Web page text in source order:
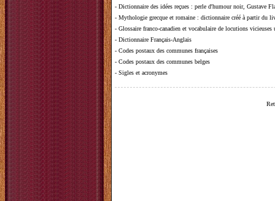
- Dictionnaire des idées reçues : perle d'humour noir, Gustave
- Mythologie grecque et romaine : dictionnaire créé à partir du
- Glossaire franco-canadien et vocabulaire de locutions vicieuses
- Dictionnaire Français-Anglais
- Codes postaux des communes françaises
- Codes postaux des communes belges
- Sigles et acronymes